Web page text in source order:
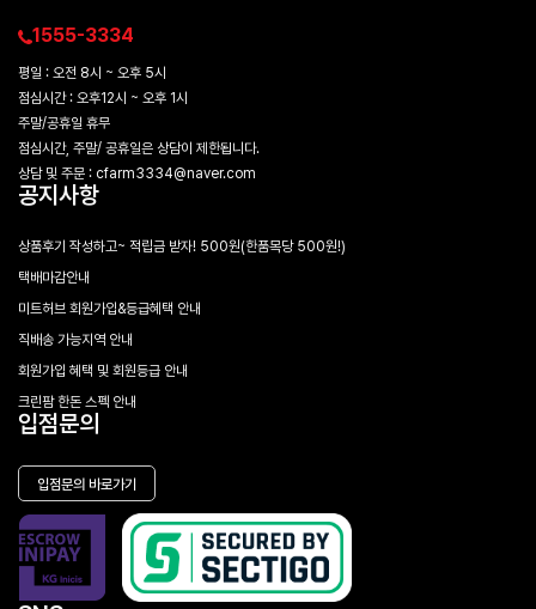
1555-3334
평일 : 오전 8시 ~ 오후 5시
점심시간 : 오후12시 ~ 오후 1시
주말/공휴일 휴무
점심시간, 주말/ 공휴일은 상담이 제한됩니다.
상담 및 주문 : cfarm3334@naver.com
공지사항
상품후기 작성하고~ 적립금 받자! 500원(한품목당 500원!)
택배마감안내
미트허브 회원가입&등급혜택 안내
직배송 가능지역 안내
회원가입 혜택 및 회원등급 안내
크린팜 한돈 스펙 안내
입점문의
입점문의 바로가기